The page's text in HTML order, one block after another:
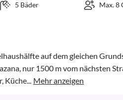
5 Bäder Max. 8
auf dem gleichen
nur 1500 m vom nächsten
Küche... Mehr anzeigen